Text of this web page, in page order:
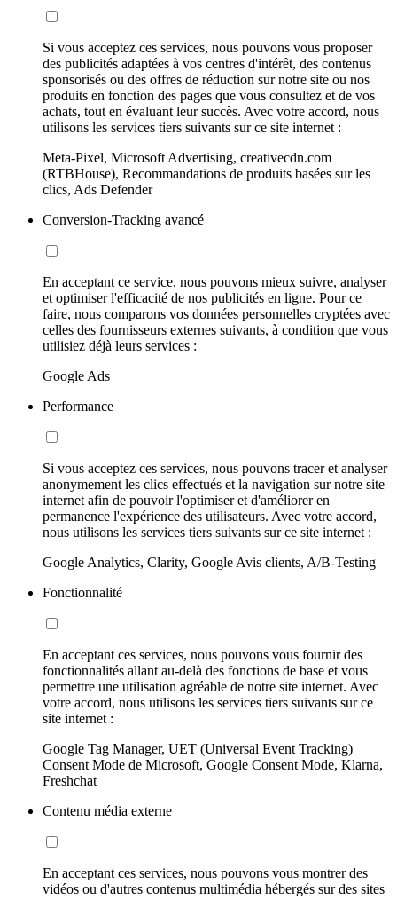
Si vous acceptez ces services, nous pouvons vous proposer
des publicités adaptées à vos centres d'intérêt, des contenus
sponsorisés ou des offres de réduction sur notre site ou nos
produits en fonction des pages que vous consultez et de vos
achats, tout en évaluant leur succès. Avec votre accord, nous
utilisons les services tiers suivants sur ce site internet :
Meta-Pixel, Microsoft Advertising, creativecdn.com
(RTBHouse), Recommandations de produits basées sur les
clics, Ads Defender
Conversion-Tracking avancé
En acceptant ce service, nous pouvons mieux suivre, analyser
et optimiser l'efficacité de nos publicités en ligne. Pour ce
faire, nous comparons vos données personnelles cryptées avec
celles des fournisseurs externes suivants, à condition que vous
utilisiez déjà leurs services :
Google Ads
Performance
Si vous acceptez ces services, nous pouvons tracer et analyser
anonymement les clics effectués et la navigation sur notre site
internet afin de pouvoir l'optimiser et d'améliorer en
permanence l'expérience des utilisateurs. Avec votre accord,
nous utilisons les services tiers suivants sur ce site internet :
Google Analytics, Clarity, Google Avis clients, A/B-Testing
Fonctionnalité
En acceptant ces services, nous pouvons vous fournir des
fonctionnalités allant au-delà des fonctions de base et vous
permettre une utilisation agréable de notre site internet. Avec
votre accord, nous utilisons les services tiers suivants sur ce
site internet :
Google Tag Manager, UET (Universal Event Tracking)
Consent Mode de Microsoft, Google Consent Mode, Klarna,
Freshchat
Contenu média externe
En acceptant ces services, nous pouvons vous montrer des
vidéos ou d'autres contenus multimédia hébergés sur des sites